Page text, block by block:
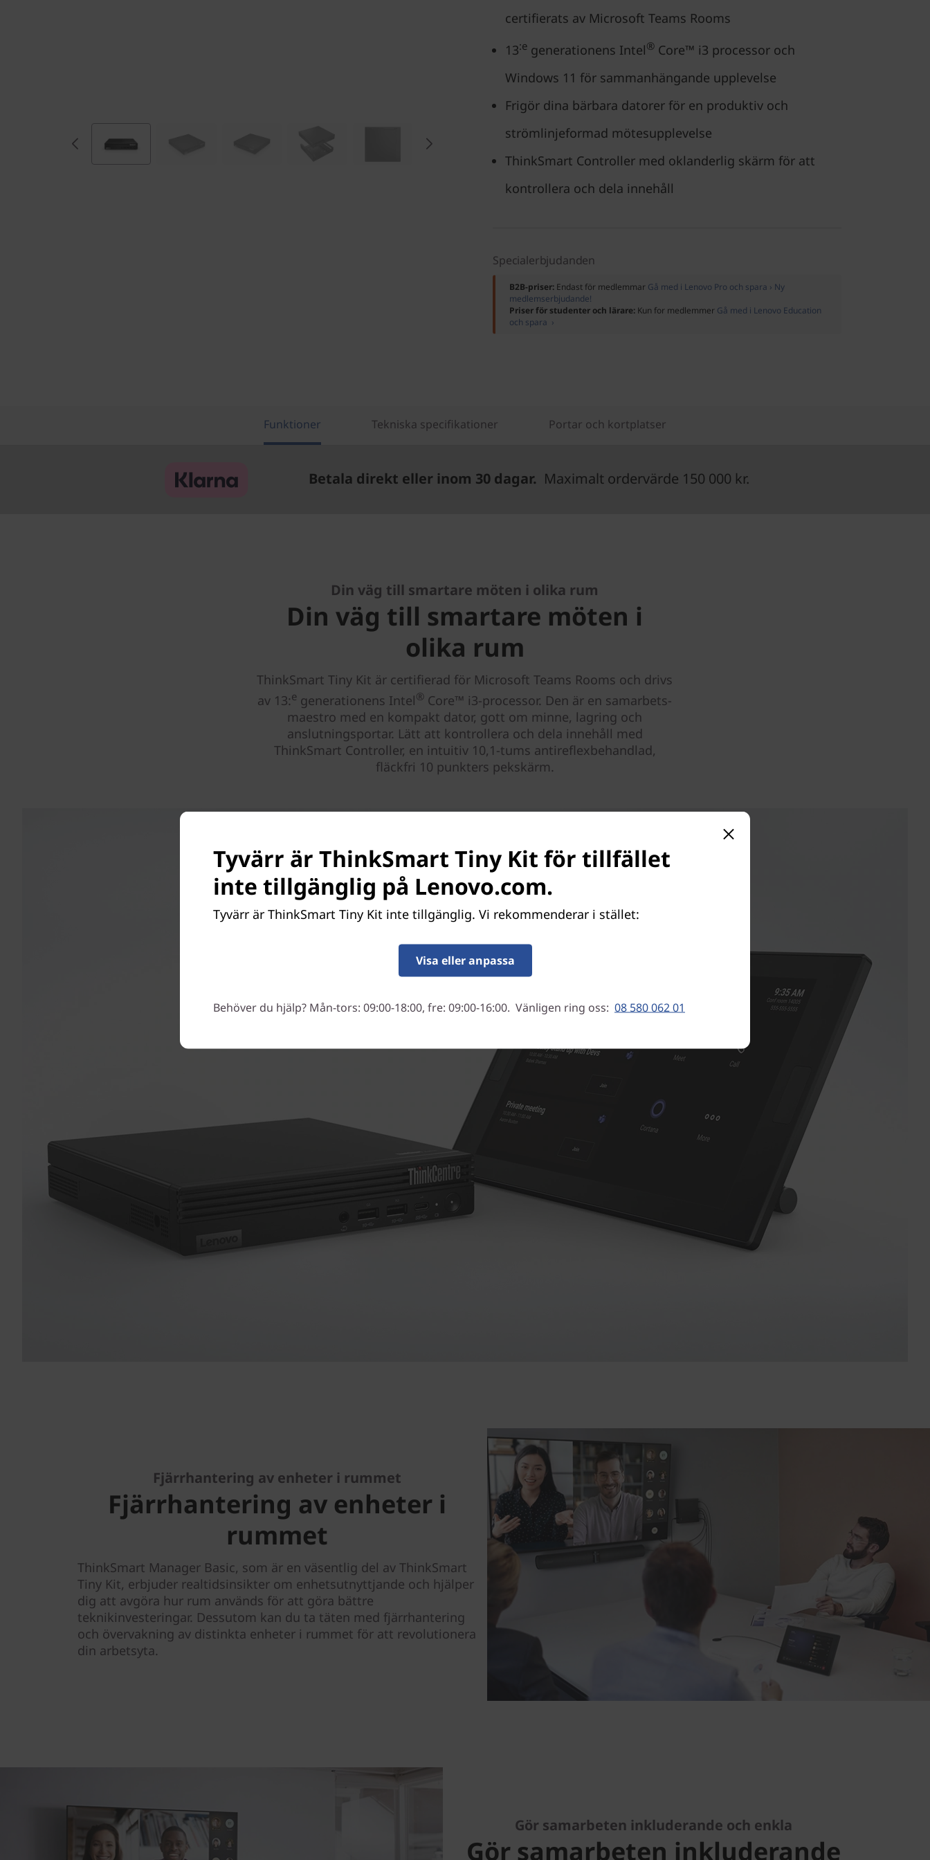
certifierats av Microsoft Teams Rooms
13:e generationens Intel® Core™ i3 processor och
Windows 11 för sammanhängande upplevelse
Frigör dina bärbara datorer för en produktiv och
strömlinjeformad mötesupplevelse
ThinkSmart Controller med oklanderlig skärm för att
kontrollera och dela innehåll
Specialerbjudanden
B2B-priser: Endast för medlemmar Gå med i Lenovo Pro och spara › Ny
medlemserbjudande!
Priser för studenter och lärare: Kun for medlemmer Gå med i Lenovo Education
och spara ›
Funktioner Tekniska specifikationer Portar och kortplatser
Betala direkt eller inom 30 dagar. Maximalt ordervärde 150 000 kr.
Din väg till smartare möten i olika rum
Din väg till smartare möten i
olika rum
ThinkSmart Tiny Kit är certifierad för Microsoft Teams Rooms och drivs
av 13:e generationens Intel® Core™ i3-processor. Den är en samarbets-
maestro med en kompakt dator, gott om minne, lagring och
anslutningsportar. Lätt att kontrollera och dela innehåll med
ThinkSmart Controller, en intuitiv 10,1-tums antireflexbehandlad,
fläckfri 10 punkters pekskärm.
Fjärrhantering av enheter i rummet
Fjärrhantering av enheter i
rummet
ThinkSmart Manager Basic, som är en väsentlig del av ThinkSmart
Tiny Kit, erbjuder realtidsinsikter om enhetsutnyttjande och hjälper
dig att avgöra hur rum används för att göra bättre
teknikinvesteringar. Dessutom kan du ta täten med fjärrhantering
och övervakning av distinkta enheter i rummet för att revolutionera
din arbetsyta.
Gör samarbeten inkluderande och enkla
Gör samarbeten inkluderande
Tyvärr är ThinkSmart Tiny Kit för tillfället
inte tillgänglig på Lenovo.com.
Tyvärr är ThinkSmart Tiny Kit inte tillgänglig. Vi rekommenderar i stället:
Visa eller anpassa
Behöver du hjälp? Mån-tors: 09:00-18:00, fre: 09:00-16:00. Vänligen ring oss: 08 580 062 01